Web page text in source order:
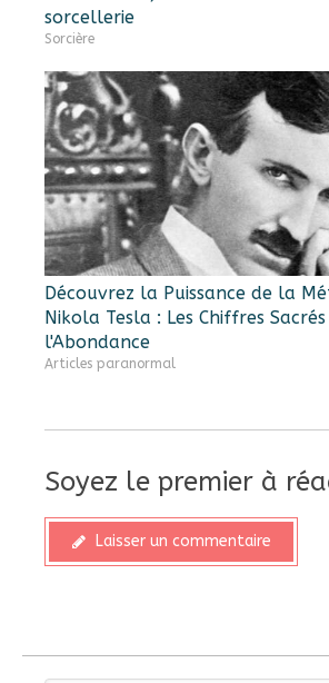
sorcellerie
Sorcière
Découvrez la Puissance de la
Nikola Tesla : Les Chiffres
l'Abondance
Articles paranormal
Soyez le premier à
Laisser un commentaire